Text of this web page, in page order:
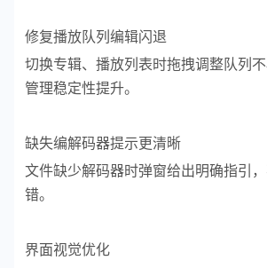
修复播放队列编辑闪退
切换专辑、播放列表时拖拽调整队列
管理稳定性提升。
缺失编解码器提示更清晰
文件缺少解码器时弹窗给出明确指引
错。
界面视觉优化